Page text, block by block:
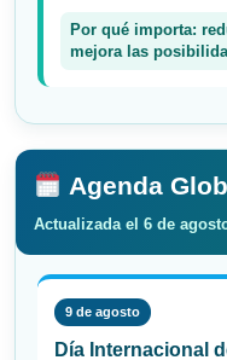
Por qué importa:
mejora las
Agenda
Actualizada el 6 de
9 de agosto
Día Internacional